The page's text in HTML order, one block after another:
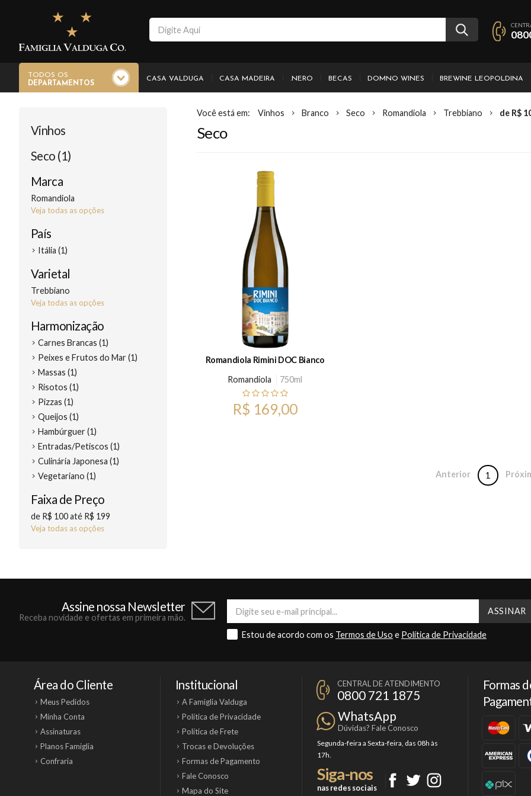
TODOS OS
DEPARTAMENTOS
CASA VALDUGA CASA MADEIRA .NERO BECAS DOMNO WINES BREWINE LEOPOLDINA
Vinhos
Seco (1)
Marca
Romandiola
Veja todas as opções
País
Itália (1)
Varietal
Trebbiano
Veja todas as opções
Harmonização
Carnes Brancas (1)
Peixes e Frutos do Mar (1)
Massas (1)
Risotos (1)
Pizzas (1)
Queijos (1)
Hambúrguer (1)
Entradas/Petiscos (1)
Culinária Japonesa (1)
Vegetariano (1)
Faixa de Preço
de R$ 100 até R$ 199
Veja todas as opções
Vinhos Branco Seco Romandiola Trebbiano de R$
Seco
Romandiola Rimini DOC Bianco
Romandiola
750ml
R$ 169,00
Anterior 1
Assine nossa Newsletter
Receba novidade e ofertas em primeira mão.
Estou de acordo com os Termos de Uso e Política de Privacidade
Área do Cliente
Meus Pedidos
Minha Conta
Assinaturas
Planos Famiglia
Confraria
Institucional
A Famiglia Valduga
Política de Privacidade
Política de Frete
Trocas e Devoluções
Formas de Pagamento
Fale Conosco
Mapa do Site
CENTRAL DE ATENDIMENTO
0800 721 1875
WhatsApp
Dúvidas? Fale Conosco
Segunda-feira a Sexta-feira, das 08h às
17h.
Siga-nos
nas redes sociais
Formas